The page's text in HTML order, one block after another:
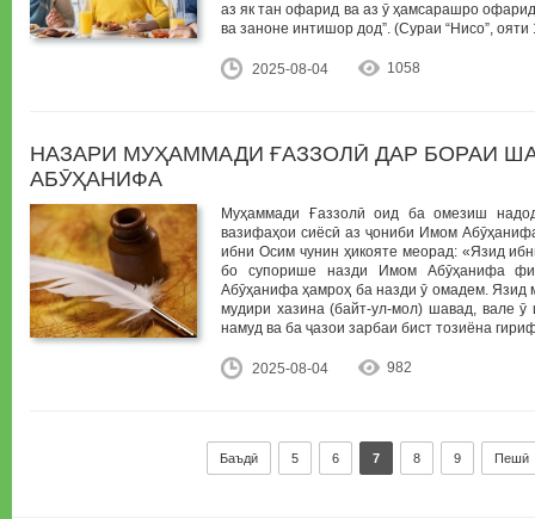
аз як тан офарид ва аз ӯ ҳамсарашро
ва заноне интишор дод”. (Сураи “Нисо”, ояти
2025-08-04 1058
НАЗАРИ МУҲАММАДИ ҒАЗЗОЛӢ ДАР БОРАИ
АБӮҲАНИФА
Муҳаммади Ғаззолӣ оид ба омезиш
вазифаҳои сиёсӣ аз ҷониби Имом
ибни Осим чунин ҳикояте меорад: «Язид
бо супорише назди Имом Абӯҳанифа
Абӯҳанифа ҳамроҳ ба назди ӯ омадем. Язид
мудири хазина (байт-ул-мол) шавад, вале
намуд ва ба ҷазои зарбаи бист тозиёна
2025-08-04 982
Баъдӣ 5 6 7 8 9 Пешӣ